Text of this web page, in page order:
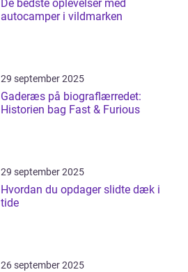
De bedste oplevelser med
autocamper i vildmarken
29 september 2025
Gaderæs på biograflærredet:
Historien bag Fast & Furious
29 september 2025
Hvordan du opdager slidte dæk i
tide
26 september 2025